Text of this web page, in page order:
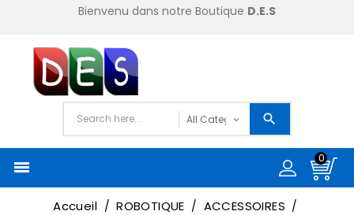
Bienvenu dans notre Boutique D.E.S

0
Accueil ROBOTIQUE
ACCESSOIRES